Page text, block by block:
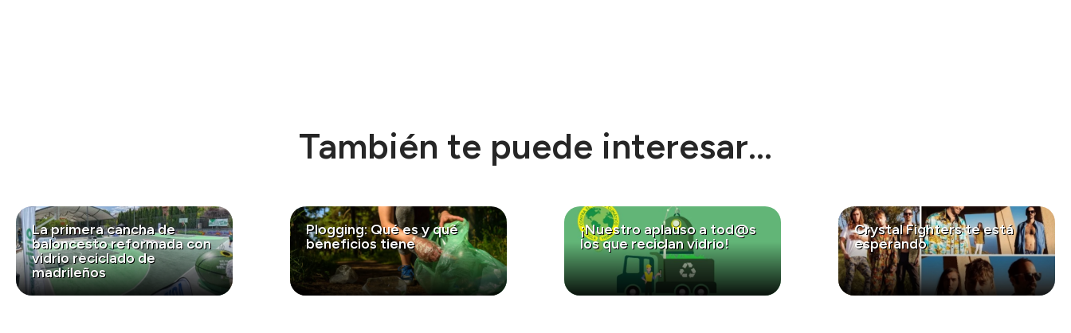
También te puede interesar...
La primera cancha de
baloncesto reformada con
vidrio reciclado de
madrileños
Plogging: Qué es y qué
beneficios tiene
¡Nuestro aplauso a tod@s
los que reciclan vidrio!
Crystal Fighters te está
esperando